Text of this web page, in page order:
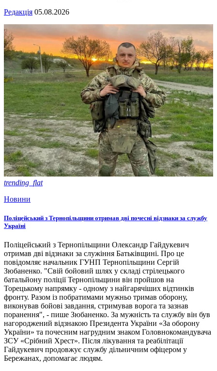
Редакція 05.08.2026
trending_flat
Новини
Поліцейський з Тернопільщини отримав дві почесні відзнаки за службу
Україні
Поліцейський з Тернопільщини Олександр Гайдукевич
отримав дві відзнаки за служіння Батьківщині. Про це
повідомляє начальник ГУНП Тернопільщини Сергій
Зюбаненко. "Свій бойовий шлях у складі стрілецького
батальйону поліції Тернопільщини він пройшов на
Торецькому напрямку - одному з найгарячіших відтинків
фронту. Разом із побратимами мужньо тримав оборону,
виконував бойові завдання, стримував ворога та зазнав
поранення", - пише Зюбаненко. За мужність та службу він був
нагороджений відзнакою Президента України «За оборону
України» та почесним нагрудним знаком Головнокомандувача
ЗСУ «Срібний Хрест». Після лікування та реабілітації
Гайдукевич продовжує службу дільничним офіцером у
Бережанах, допомагає людям.